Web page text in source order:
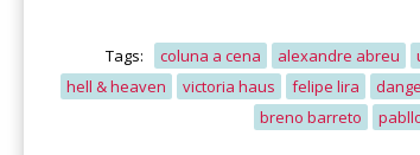
Tags: coluna a cena alexandre abreu
hell & heaven
victoria haus felipe lira
breno barreto